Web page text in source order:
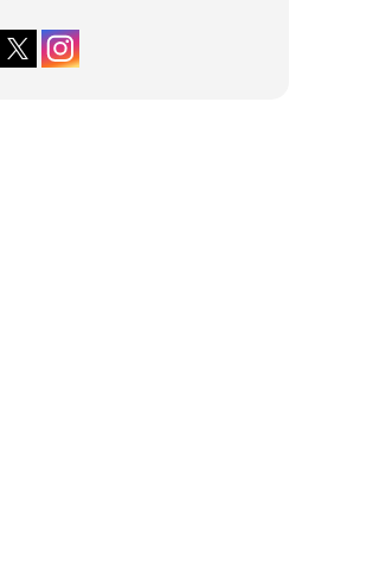
YouTube
us on Facebook
Follow us on X (formerly Twitter)
Follow us on Instagram